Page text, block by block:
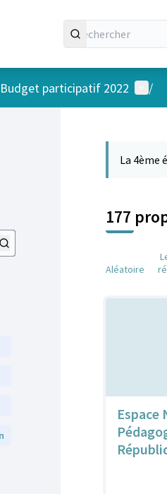
Budget participatif 2022 Menu
/
La 4ème
177
Aléatoire
Espace